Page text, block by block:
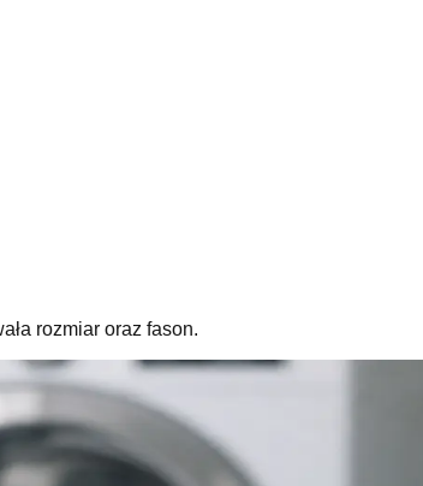
rozmiar oraz fason.